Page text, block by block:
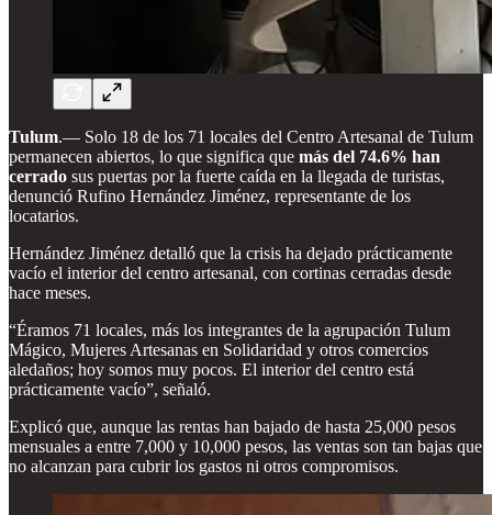
Tulum.— Solo 18 de los 71 locales del Centro Artesanal de Tulum
permanecen abiertos, lo que significa que más del 74.6% han
cerrado sus puertas por la fuerte caída en la llegada de turistas,
denunció Rufino Hernández Jiménez, representante de los
locatarios.
Hernández Jiménez detalló que la crisis ha dejado prácticamente
vacío el interior del centro artesanal, con cortinas cerradas desde
hace meses.
“Éramos 71 locales, más los integrantes de la agrupación Tulum
Mágico, Mujeres Artesanas en Solidaridad y otros comercios
aledaños; hoy somos muy pocos. El interior del centro está
prácticamente vacío”, señaló.
Explicó que, aunque las rentas han bajado de hasta 25,000 pesos
mensuales a entre 7,000 y 10,000 pesos, las ventas son tan bajas que
no alcanzan para cubrir los gastos ni otros compromisos.